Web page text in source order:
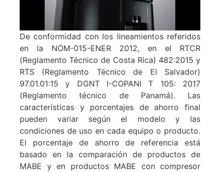
De conformidad con los lineamientos referidos
en la NOM-015-ENER 2012, en el RTCR
(Reglamento Técnico de Costa Rica) 482:2015 y
RTS (Reglamento Técnico de El Salvador)
97.01.01:15 y DGNT I-COPANI T 105: 2017
(Reglamento técnico de Panamá). Las
características y porcentajes de ahorro final
pueden variar según el modelo y las
condiciones de uso en cada equipo o producto.
El porcentaje de ahorro de referencia está
basado en la comparación de productos de
MABE y en productos MABE con compresor